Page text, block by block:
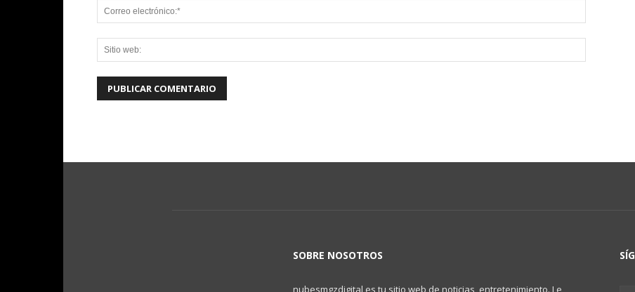
SOBRE NOSOTROS
nubesmgzdigital es tu sitio web de noticias, entretenimiento. Le